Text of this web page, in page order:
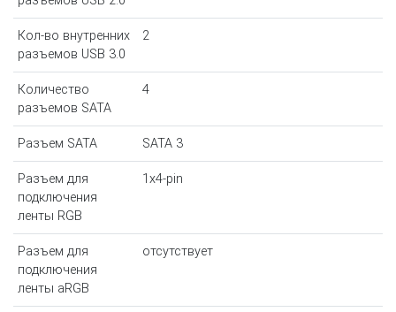
Кол-во внутренних
разъемов USB 3.0
2
Количество
разъемов SATA
4
Разъем SATA SATA 3
Разъем для
подключения
ленты RGB
1x4-pin
Разъем для
подключения
ленты aRGB
отсутствует